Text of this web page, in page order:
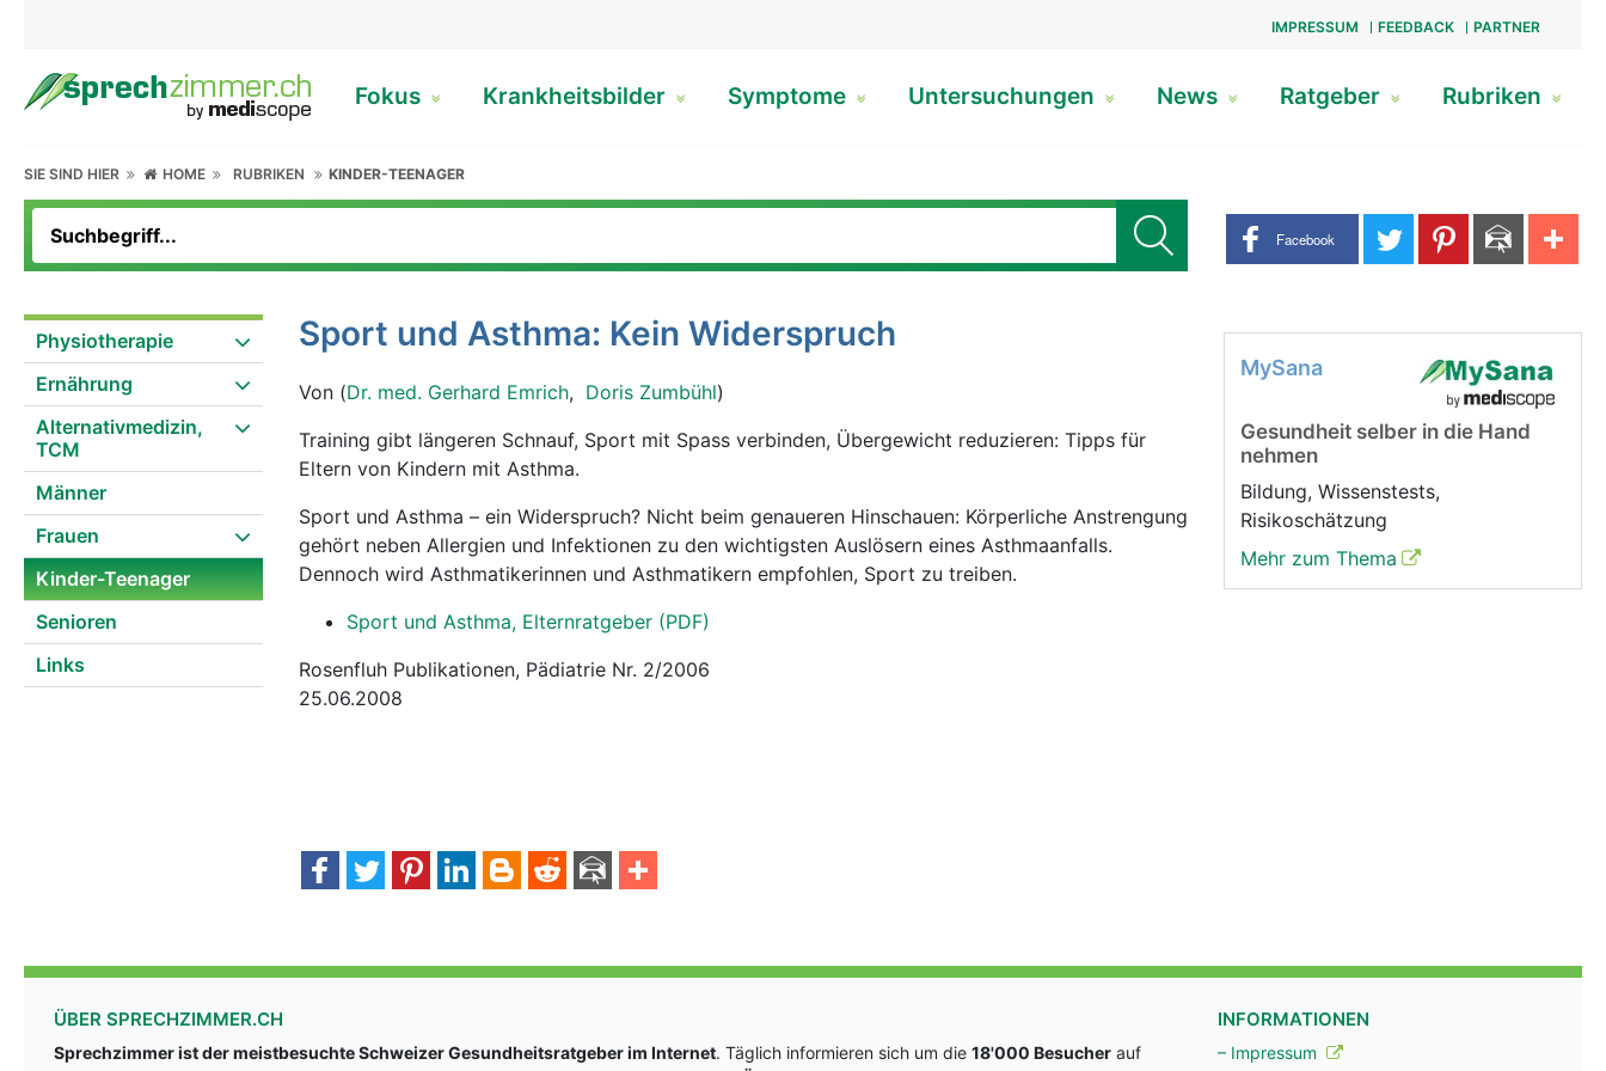
IMPRESSUM FEEDBACK PARTNER
Fokus Krankheitsbilder Symptome Untersuchungen News Ratgeber Rubriken
SIE SIND HIER HOME RUBRIKEN KINDER-TEENAGER
Share buttons
Facebook
Physiotherapie
Ernährung
Alternativmedizin,
TCM
Männer
Frauen
Kinder-Teenager
Senioren
Links
Sport und Asthma: Kein Widerspruch
Von (Dr. med. Gerhard Emrich, Doris Zumbühl)
Training gibt längeren Schnauf, Sport mit Spass verbinden, Übergewicht reduzieren: Tipps für
Eltern von Kindern mit Asthma.
Sport und Asthma – ein Widerspruch? Nicht beim genaueren Hinschauen: Körperliche Anstrengung
gehört neben Allergien und Infektionen zu den wichtigsten Auslösern eines Asthmaanfalls.
Dennoch wird Asthmatikerinnen und Asthmatikern empfohlen, Sport zu treiben.
Sport und Asthma, Elternratgeber (PDF)
Rosenfluh Publikationen, Pädiatrie Nr. 2/2006
25.06.2008
MySana
Gesundheit selber in die Hand
nehmen
Bildung, Wissenstests,
Risikoschätzung
Mehr zum Thema
ÜBER SPRECHZIMMER.CH
Sprechzimmer ist der meistbesuchte Schweizer Gesundheitsratgeber im Internet. Täglich informieren sich um die 18'000 Besucher auf
INFORMATIONEN
– Impressum